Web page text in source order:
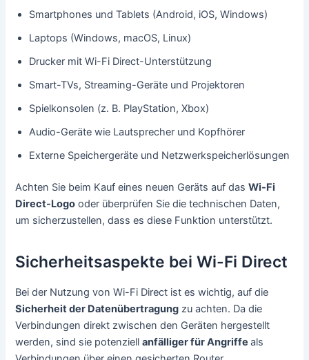
Smartphones und Tablets (Android, iOS, Windows)
Laptops (Windows, macOS, Linux)
Drucker mit Wi-Fi Direct-Unterstützung
Smart-TVs, Streaming-Geräte und Projektoren
Spielkonsolen (z. B. PlayStation, Xbox)
Audio-Geräte wie Lautsprecher und Kopfhörer
Externe Speichergeräte und Netzwerkspeicherlösungen
Achten Sie beim Kauf eines neuen Geräts auf dasWi-Fi
Direct-Logo oder überprüfen Sie die technischen Daten,
um sicherzustellen, dass es diese Funktion unterstützt.
Sicherheitsaspekte bei Wi-Fi Direct
Bei der Nutzung von Wi-Fi Direct ist es wichtig, auf die
Sicherheit der Datenübertragung zu achten. Da die
Verbindungen direkt zwischen den Geräten hergestellt
werden, sind sie potenziellanfälliger für Angriffeals